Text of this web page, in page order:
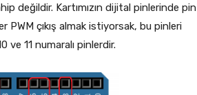
değildir. Kartımızın dijital pinlerinde pin
PWM çıkış almak istiyorsak, bu pinleri
ve 11 numaralı pinlerdir.